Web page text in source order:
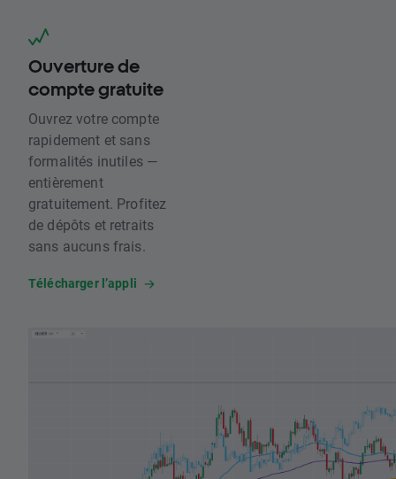
Ouverture de
compte gratuite
Ouvrez votre compte
rapidement et sans
formalités inutiles —
entièrement
gratuitement. Profitez
de dépôts et retraits
sans aucuns frais.
Télécharger l’appli